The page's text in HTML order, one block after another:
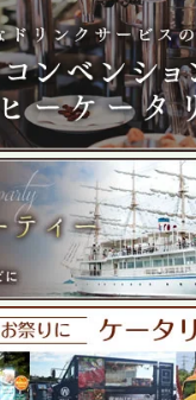
スのご案内｜ケータリン
馬前橋支社を設立。再開
橋エリアの企業ニーズに
種イベント・懇親会を
のご案内｜ケータリン
本社を新設。幕張・舞
市の社内懇親会まで、
な対応を展開